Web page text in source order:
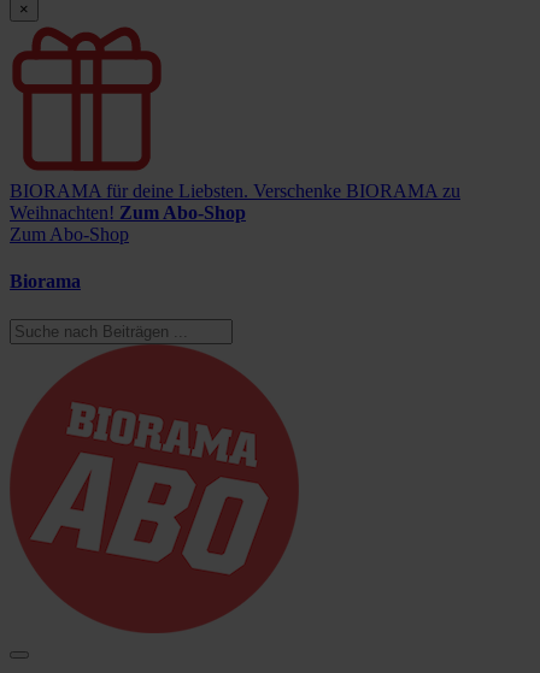
×
BIORAMA für deine Liebsten. Verschenke BIORAMA zu
Weihnachten! Zum Abo-Shop
Zum Abo-Shop
Biorama